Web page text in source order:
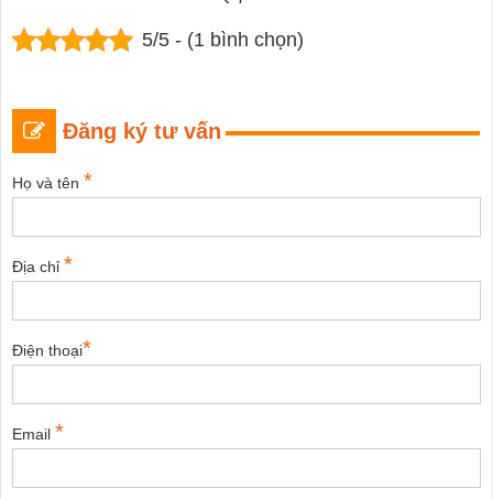
5/5 - (1 bình chọn)
Đăng ký tư vấn
Họ và tên *
Địa chỉ *
Điện thoại*
Email *